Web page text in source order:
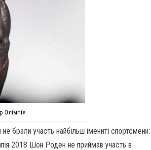
Олімпія
не брали участь найбільш імениті спортсмени:
2018 Шон Роден не приймав участь в